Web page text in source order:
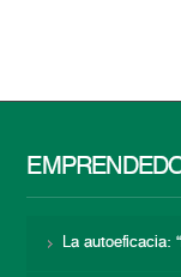
La autoeficacia: